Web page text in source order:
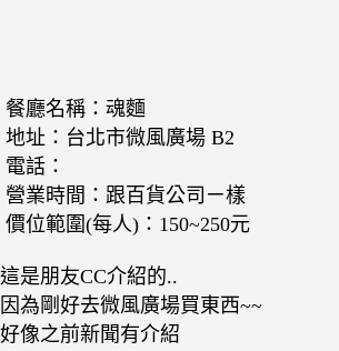
餐廳名稱：魂麵
地址：台北市微風廣場 B2
電話：
營業時間：跟百貨公司ㄧ樣
價位範圍(每人)：150~250元
這是朋友CC介紹的..
因為剛好去微風廣場買東西~~
好像之前新聞有介紹